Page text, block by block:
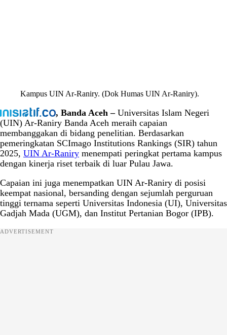
Kampus UIN Ar-Raniry. (Dok Humas UIN Ar-Raniry).
, Banda Aceh –Universitas Islam Negeri
(UIN) Ar-Raniry Banda Aceh meraih capaian
membanggakan di bidang penelitian. Berdasarkan
pemeringkatan SCImago Institutions Rankings (SIR) tahun
2025, UIN Ar-Raniry menempati peringkat pertama kampus
dengan kinerja riset terbaik di luar Pulau Jawa.
Capaian ini juga menempatkan UIN Ar-Raniry di posisi
keempat nasional, bersanding dengan sejumlah perguruan
tinggi ternama seperti Universitas Indonesia (UI), Universitas
Gadjah Mada (UGM), dan Institut Pertanian Bogor (IPB).
ADVERTISEMENT